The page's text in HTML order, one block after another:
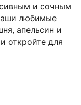
и сочным
любимые
апельсин и
откройте для